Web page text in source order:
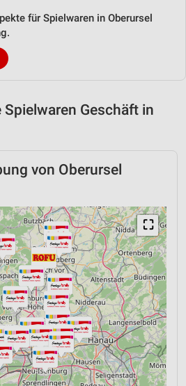
für Spielwaren in Oberursel
Geschäft in
von Oberursel
⛶